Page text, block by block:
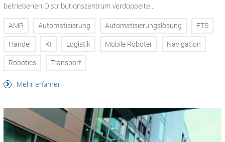
betriebenen Distributionszentrum verdoppelte...
AMR Automatisierung Automatisierungslösung FTS
Handel KI Logistik Mobile Roboter Navigation
Robotics Transport
Mehr erfahren